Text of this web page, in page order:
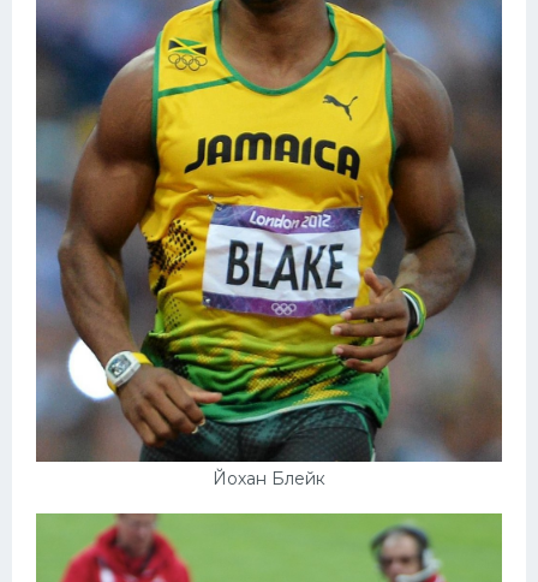
Йохан Блейк
Еще картинки...
Баскетбол
Хоккей
Велогонки
Конькобежный спорт
Тренажеры
Интерьер квартиры